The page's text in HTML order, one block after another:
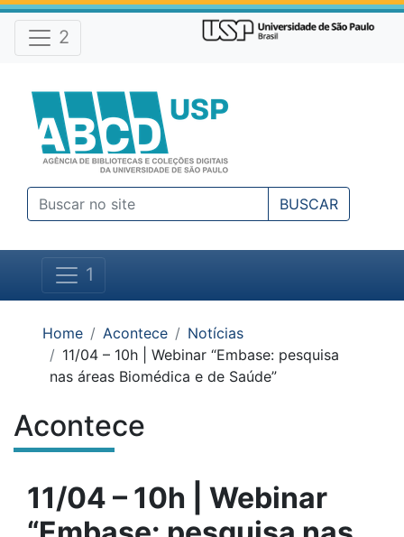
e Ferramentas do site
Ir para o conteúdo [1]
Ir para o menu [2]
Ir para a busca [3]
2
BUSCAR
1
Home Acontece
Notícias
11/04 – 10h | Webinar “Embase: pesquisa
nas áreas Biomédica e de Saúde”
Conteúdo do site
Acontece
11/04 – 10h | Webinar